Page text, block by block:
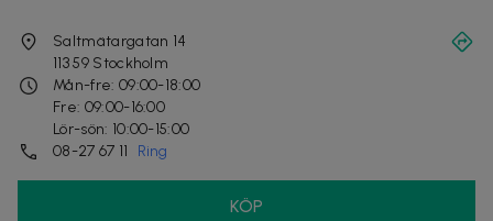
Saltmätargatan 14
113 59 Stockholm
Mån-fre: 09:00-18:00
Fre: 09:00-16:00
Lör-sön: 10:00-15:00
08-27 67 11
Ring
KÖP